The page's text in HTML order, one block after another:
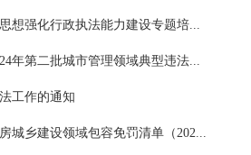
想强化行政执法能力建设专题培...
年第二批城市管理领域典型违法...
工作的通知
城乡建设领域包容免罚清单（202...